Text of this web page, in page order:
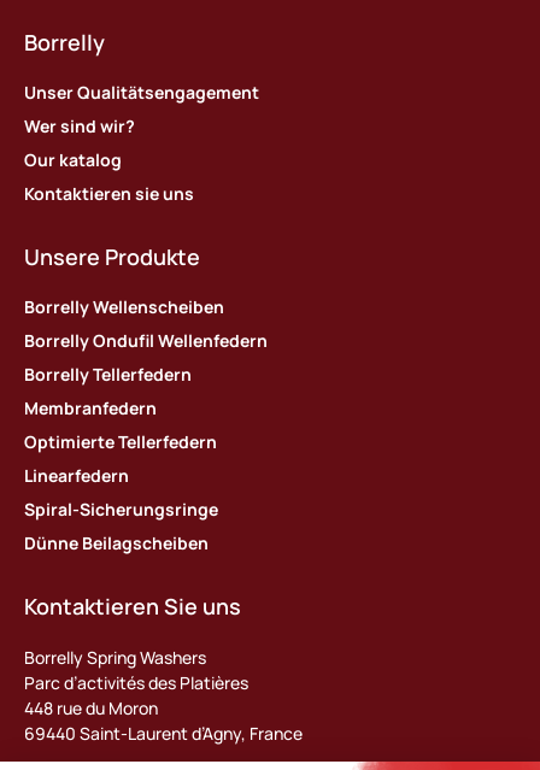
Borrelly
Unser Qualitätsengagement
Wer sind wir?
Our katalog
Kontaktieren sie uns
Unsere Produkte
Borrelly Wellenscheiben
Borrelly Ondufil Wellenfedern
Borrelly Tellerfedern
Membranfedern
Optimierte Tellerfedern
Linearfedern
Spiral-Sicherungsringe
Dünne Beilagscheiben
Kontaktieren Sie uns
Borrelly Spring Washers
Parc d’activités des Platières
448 rue du Moron
69440 Saint-Laurent d’Agny, France